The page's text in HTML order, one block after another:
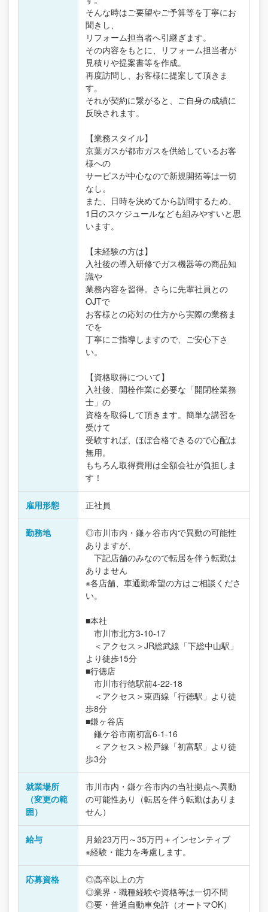
そんな時はご要望やご予算等を丁寧にお
聞きし、
リフォーム担当者へ引継ぎます。
その内容をもとに、リフォーム担当者が
見積りや提案書等を作成。
再度訪問し、お客様に提案して頂きま
す。
それが契約に繋がると、ご自身の成績に
反映されます。
【業務スタイル】
京葉ガスが都市ガスを供給しているお客
様への
サービスが中心なので新規開拓等は一切
なし。
また、日時を決めてから訪問するため、
1日のスケジュールなども組みやすいと思
います。
【未経験の方は】
入社後の導入研修でガス機器等の商品知
識や
業務内容を習得。さらに先輩社員との
OJTで
お客様との応対の仕方から実際の業務ま
でを
丁寧にご指導しますので、ご安心下さ
い。
【資格取得について】
入社後、開栓作業に必要な「開閉栓業務
士」の
資格を取得して頂きます。簡単な講習を
受けて
受験すれば、ほぼ合格できるので心配は
無用。
もちろん取得費用は全額会社が負担しま
す！
雇用形態 正社員
勤務地
◎市川市内・鎌ヶ谷市内で異動の可能性
ありますが、
下記店舗のみなので転居を伴う転勤は
ありません
※各店舗、車通勤希望の方はご相談くださ
い。
■本社
市川市北方3-10-17
＜アクセス＞JR総武線「下総中山駅」
より徒歩15分
■行徳店
市川市行徳駅前4-22-18
＜アクセス＞東西線「行徳駅」より徒
歩8分
■鎌ヶ谷店
鎌ケ谷市南初富6-1-16
＜アクセス＞松戸線「初富駅」より徒
歩3分
就業場所
（変更の範
囲）
市川市内・鎌ケ谷市内の当社拠点へ異動
の可能性あり（転居を伴う転勤はありま
せん）
給与
月給23万円～35万円＋インセンティブ
※経験・能力を考慮します。
応募資格
◎高卒以上の方
◎業界・職種経験や資格等は一切不問
◎要・普通自動車免許（オートマOK）